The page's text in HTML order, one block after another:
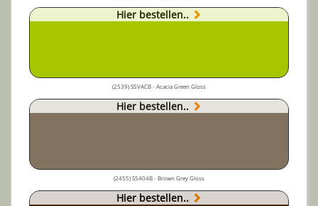
Hier bestellen..
(2539) S5VACB - Acacia Green Gloss
Hier bestellen..
(2455) S5404B - Brown Grey Gloss
Hier bestellen..